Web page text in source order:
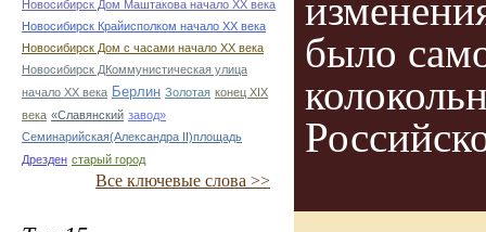
Новосибирск Дом Маштакова начало ХХ века
Новосибирск Крайисполком начало ХХ века
Новосибирск Дом с часами начало ХХ века
Новосибирск ДКоммунистическая улица
начало ХХ века Берлин Золотая конец ХІХ
века «Славянский завод»
Семинарийская(Александра II)площадь
Дрезден старый город
Все ключевые слова >>
было